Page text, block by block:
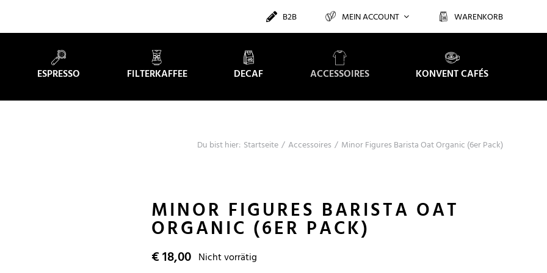
B2B MEIN ACCOUNT WARENKORB
ESPRESSO FILTERKAFFEE DECAF ACCESSOIRES KONVENT CAFÉS
Du bist hier: Startseite Accessoires Minor Figures Barista Oat Organic (6er Pack)
MINOR FIGURES BARISTA OAT
ORGANIC (6ER PACK)
€18,00 Nicht vorrätig